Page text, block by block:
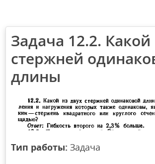
Задача 12.2.
стержней
длины
Тип работы: Задача